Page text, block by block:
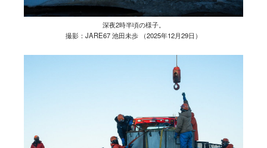
深夜2時半頃の様子。
撮影：JARE67 池田未歩 （2025年12月29日）